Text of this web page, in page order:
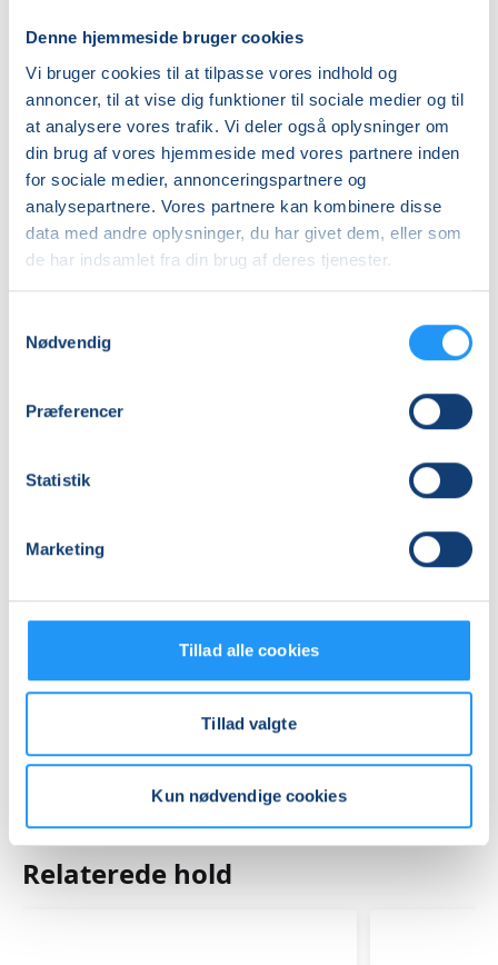
Denne hjemmeside bruger cookies
Vi bruger cookies til at tilpasse vores indhold og
annoncer, til at vise dig funktioner til sociale medier og til
at analysere vores trafik. Vi deler også oplysninger om
din brug af vores hjemmeside med vores partnere inden
for sociale medier, annonceringspartnere og
analysepartnere. Vores partnere kan kombinere disse
data med andre oplysninger, du har givet dem, eller som
de har indsamlet fra din brug af deres tjenester.
Nødvendig
Præferencer
Statistik
Marketing
Tillad alle cookies
Tillad valgte
Kun nødvendige cookies
Almen
DKK 590,00
Info
Nummer
262166
Første mødegang
torsdag 22.10.2026, kl. 17.15 - 18.15
torsdag 10.12.2026, kl. 17.15 - 18.15
8mødegange
Hobro Bymidte, Adelgade 40F, 9500
Se på kort
Praktiske oplysninger
Relaterede hold